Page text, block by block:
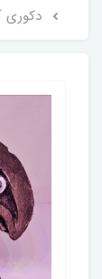
دکوری